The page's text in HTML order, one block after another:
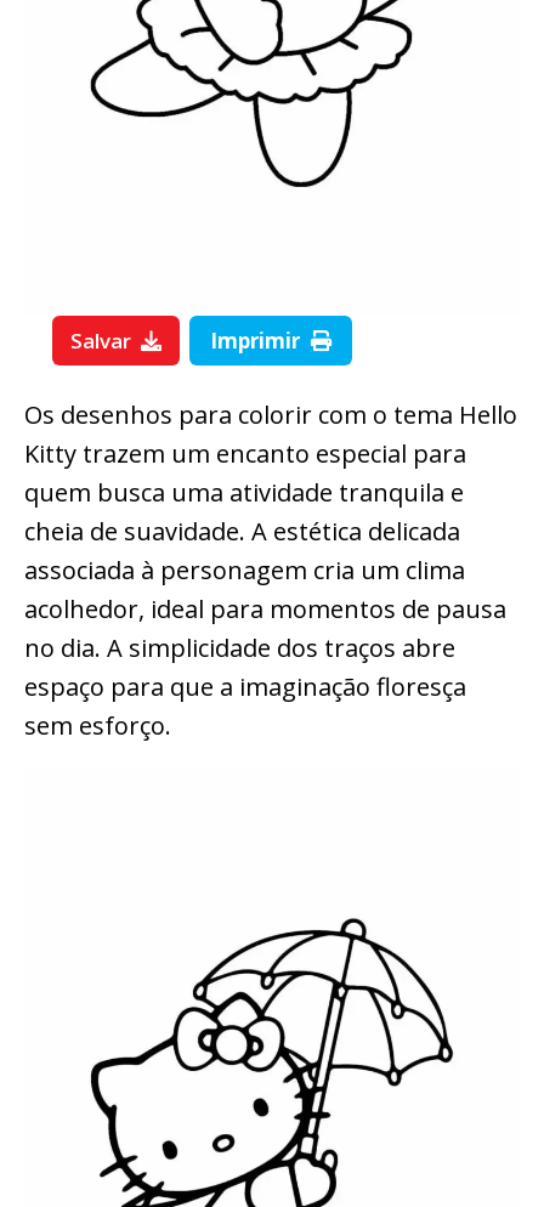
Salvar Imprimir
Os desenhos para colorir com o tema Hello
Kitty trazem um encanto especial para
quem busca uma atividade tranquila e
cheia de suavidade. A estética delicada
associada à personagem cria um clima
acolhedor, ideal para momentos de pausa
no dia. A simplicidade dos traços abre
espaço para que a imaginação floresça
sem esforço.